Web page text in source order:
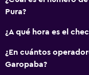
Pura?
¿A qué hora es el
¿En cuántos
Garopaba?